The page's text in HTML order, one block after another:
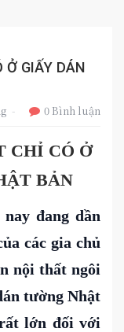
Ở GIẤY DÁN
0 Bình luận
CHỈ CÓ Ở
BẢN
đang dần
các gia chủ
nội thất ngôi
tường Nhật
lớn đối với